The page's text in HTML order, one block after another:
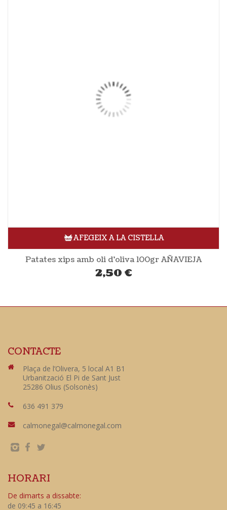
AFEGEIX A LA CISTELLA
Patates xips amb oli d’oliva 100gr AÑAVIEJA
2,50 €
CONTACTE
Plaça de l’Olivera, 5 local A1 B1
Urbanització El Pi de Sant Just
25286 Olius (Solsonès)
636 491 379
calmonegal@calmonegal.com
HORARI
De dimarts a dissabte:
de 09:45 a 16:45